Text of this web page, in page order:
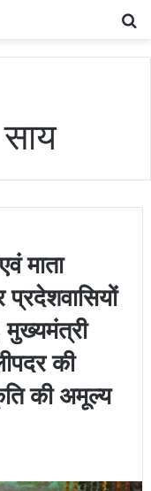
माता
की
की अमूल्य